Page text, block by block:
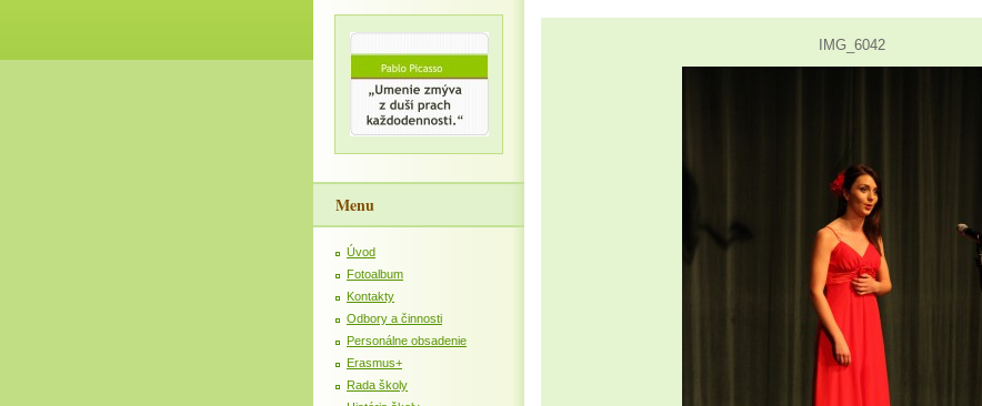
IMG_6042
Menu
Úvod
Fotoalbum
Kontakty
Odbory a činnosti
Personálne obsadenie
Erasmus+
Rada školy